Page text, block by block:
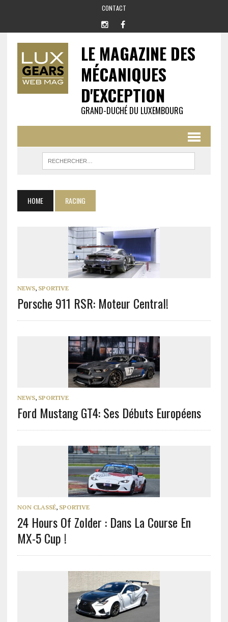
CONTACT
LE MAGAZINE DES
MÉCANIQUES
D'EXCEPTION
GRAND-DUCHÉ DU LUXEMBOURG
HOME RACING
NEWS, SPORTIVE
Porsche 911 RSR: Moteur Central!
NEWS, SPORTIVE
Ford Mustang GT4: Ses Débuts Européens
NON CLASSÉ, SPORTIVE
24 Hours Of Zolder : Dans La Course En
MX-5 Cup !